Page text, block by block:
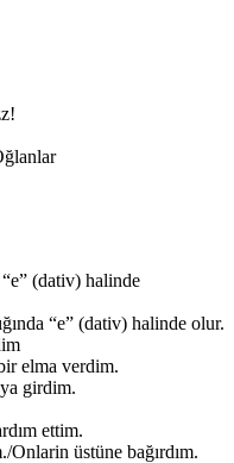
(dativ) halinde
“e” (dativ) halinde olur.
elma verdim.
girdim.
ettim.
Onlarin üstüne bağırdım.